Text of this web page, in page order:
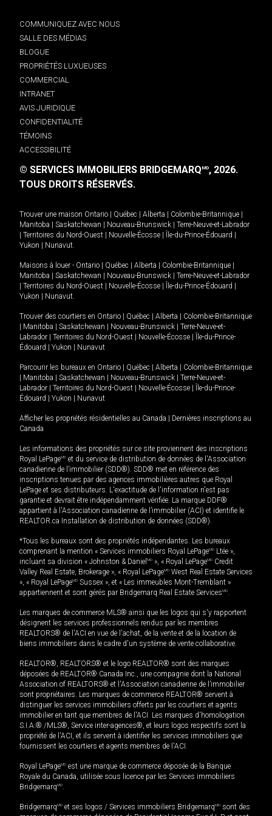
COMMUNIQUEZ AVEC NOUS
SALLE DES MÉDIAS
BLOGUE
PROPRIÉTÉS LUXUEUSES
COMMERCIAL
INTRANET
AVIS JURIDIQUE
CONFIDENTIALITÉ
TÉMOINS
ACCESSIBILITÉ
© SERVICES IMMOBILIERS BRIDGEMARQMD, 2026.
TOUS DROITS RÉSERVÉS.
Trouver une maison Ontario Québec Alberta Colombie-Britannique
Manitoba
Saskatchewan Nouveau-Brunswick
Terre-Neuve-et-Labrador
Territoires du Nord-Ouest Nouvelle-Écosse Île-du-Prince-Édouard
Yukon
Nunavut.
Maisons à louer - Ontario Québec Alberta Colombie-Britannique
Manitoba
Saskatchewan Nouveau-Brunswick
Terre-Neuve-et-Labrador
Territoires du Nord-Ouest Nouvelle-Écosse Île-du-Prince-Édouard
Yukon
Nunavut.
Trouver des courtiers en Ontario Québec Alberta
Colombie-Britannique
Manitoba Saskatchewan Nouveau-Brunswick
Terre-Neuve-et-
Labrador
Territoires du Nord-Ouest Nouvelle-Écosse
Île-du-Prince-
Édouard
Yukon Nunavut
Parcourir les bureaux en Ontario Québec Alberta
Colombie-Britannique
Manitoba Saskatchewan Nouveau-Brunswick
Terre-Neuve-et-
Labrador
Territoires du Nord-Ouest Nouvelle-Écosse
Île-du-Prince-
Édouard
Yukon Nunavut
Afficher les propriétés résidentielles au Canada
Dernières inscriptions au
Canada
Les informations des propriétés sur ce site proviennent des inscriptions
Royal LePageMD et du service de distribution de données de l'Association
canadienne de l’immobilier (SDD®). SDD® met en référence des
inscriptions tenues par des agences immobilières autres que Royal
LePage et ses distributeurs. L'exactitude de l'information n'est pas
garantie et devrait être indépendamment vérifiée. La marque DDF®
appartient à l'Association canadienne de l’immobilier (ACI) et identifie le
REALTOR.ca Installation de distribution de données (SDD®).
*Tous les bureaux sont des propriétés indépendantes. Les bureaux
comprenant la mention « Services immobiliers Royal LePageMD Ltée »,
incluant sa division « Johnston & Daniel MD », « Royal LePageMD Credit
Valley Real Estate, Brokerage », « Royal LePageMD West Real Estate Services
», « Royal LePageMD Sussex », et « Les immeubles Mont-Tremblant »
appartiennent et sont gérés par Bridgemarq Real Estate ServicesMD.
Les marques de commerce MLS® ainsi que les logos qui s'y rapportent
désignent les services professionnels rendus par les membres
REALTORS® de l'ACI en vue de l'achat, de la vente et de la location de
biens immobiliers dans le cadre d'un système de vente collaborative.
REALTOR®, REALTORS® et le logo REALTOR® sont des marques
déposées de REALTOR® Canada Inc., une compagnie dont la National
Association of REALTORS® et l'Association canadienne de l’immobilier
sont propriétaires. Les marques de commerce REALTOR® servent à
distinguer les services immobiliers offerts par les courtiers et agents
immobilier en tant que membres de l'ACI. Les marques d'homologation
S.I.A.® /MLS®, Service inter-agences®, et leurs logos respectifs sont la
propriété de l'ACI, et ils servent à identifier les services immobiliers que
fournissent les courtiers et agents membres de l'ACI.
Royal LePageMD est une marque de commerce déposée de la Banque
Royale du Canada, utilisée sous licence par les Services immobiliers
BridgemarqMD.
BridgemarqMD et ses logos / Services immobiliers BridgemarqMD sont des